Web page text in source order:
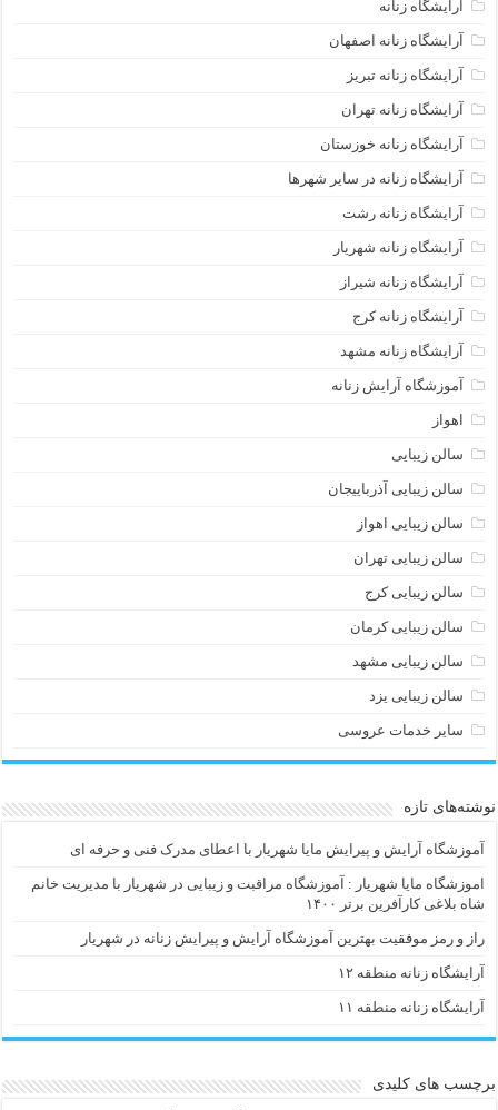
آرایشگاه زنانه
آرایشگاه زنانه اصفهان
آرایشگاه زنانه تبریز
آرایشگاه زنانه تهران
آرایشگاه زنانه خوزستان
آرایشگاه زنانه در سایر شهرها
آرایشگاه زنانه رشت
آرایشگاه زنانه شهریار
آرایشگاه زنانه شیراز
آرایشگاه زنانه کرج
آرایشگاه زنانه مشهد
آموزشگاه آرایش زنانه
اهواز
سالن زیبایی
سالن زیبایی آذرباییجان
سالن زیبایی اهواز
سالن زیبایی تهران
سالن زیبایی کرج
سالن زیبایی کرمان
سالن زیبایی مشهد
سالن زیبایی یزد
سایر خدمات عروسی
نوشته‌های تازه
آموزشگاه آرایش و پیرایش مایا شهریار با اعطای مدرک فنی و حرفه ای
اموزشگاه مایا شهریار : آموزشگاه مراقبت و زیبایی در شهریار با مدیریت خانم
شاه بلاغی کارآفرین برتر ۱۴۰۰
راز و رمز موفقیت بهترین آموزشگاه آرایش و پیرایش زنانه در شهریار
آرایشگاه زنانه منطقه ۱۲
آرایشگاه زنانه منطقه ۱۱
برچسب های کلیدی